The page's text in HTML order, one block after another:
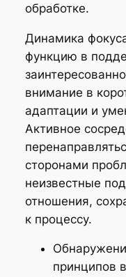
обработке.
Динамика
функцию в
внимание в
адаптации и
Активное
сторонами
неизвестные
отношения,
к процессу.
принципов